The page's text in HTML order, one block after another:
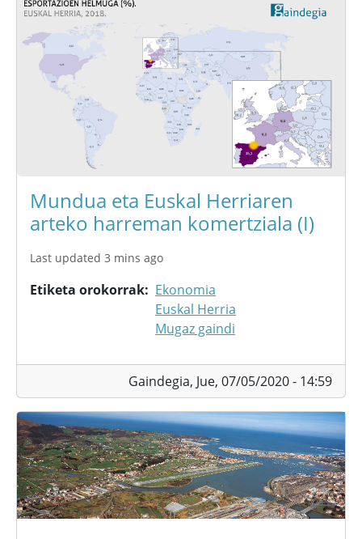
Mundua eta Euskal Herriaren
arteko harreman komertziala (I)
Last updated 3 mins ago
Etiketa orokorrak
Ekonomia
Euskal Herria
Mugaz gaindi
Gaindegia, Jue, 07/05/2020 - 14:59